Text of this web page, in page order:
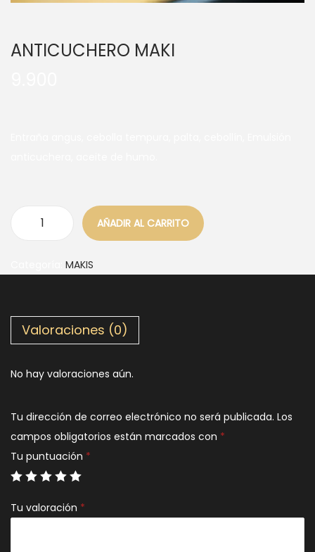
ANTICUCHERO MAKI
AÑADIR AL CARRITO
MAKIS
Valoraciones (0)
No hay valoraciones aún.
Tu dirección de correo electrónico no será publicada. Los
campos obligatorios están marcados con *
Tu puntuación *
Tu valoración *